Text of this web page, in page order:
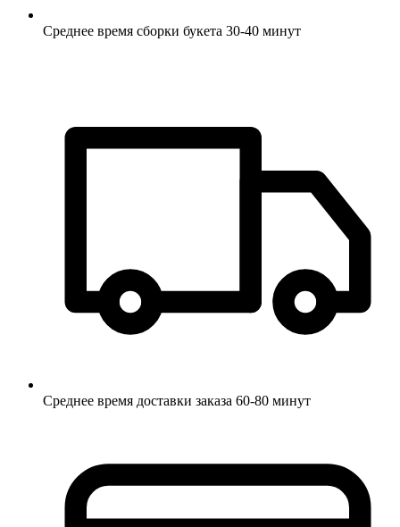
Среднее время сборки букета 30-40 минут
Среднее время доставки заказа 60-80 минут